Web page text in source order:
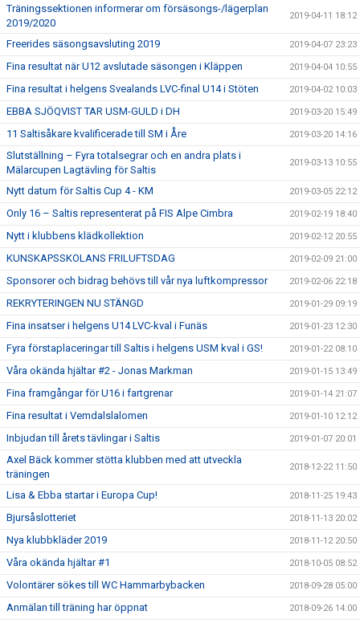
Träningssektionen informerar om försäsongs-/lägerplan
2019/2020
2019-04-11 18:12
Freerides säsongsavsluting 2019 2019-04-07 23:23
Fina resultat när U12 avslutade säsongen i Kläppen 2019-04-04 10:55
Fina resultat i helgens Svealands LVC-final U14 i Stöten 2019-04-02 10:03
EBBA SJÖQVIST TAR USM-GULD i DH 2019-03-20 15:49
11 Saltisåkare kvalificerade till SM i Åre 2019-03-20 14:16
Slutställning – Fyra totalsegrar och en andra plats i
Mälarcupen Lagtävling för Saltis
2019-03-13 10:55
Nytt datum för Saltis Cup 4 - KM 2019-03-05 22:12
Only 16 – Saltis representerat på FIS Alpe Cimbra 2019-02-19 18:40
Nytt i klubbens klädkollektion 2019-02-12 20:55
KUNSKAPSSKOLANS FRILUFTSDAG 2019-02-09 21:00
Sponsorer och bidrag behövs till vår nya luftkompressor 2019-02-06 22:18
REKRYTERINGEN NU STÄNGD 2019-01-29 09:19
Fina insatser i helgens U14 LVC-kval i Funäs 2019-01-23 12:30
Fyra förstaplaceringar till Saltis i helgens USM kval i GS! 2019-01-22 08:10
Våra okända hjältar #2 - Jonas Markman 2019-01-15 13:49
Fina framgångar för U16 i fartgrenar 2019-01-14 21:07
Fina resultat i Vemdalslalomen 2019-01-10 12:12
Inbjudan till årets tävlingar i Saltis 2019-01-07 20:01
Axel Bäck kommer stötta klubben med att utveckla
träningen
2018-12-22 11:50
Lisa & Ebba startar i Europa Cup! 2018-11-25 19:43
Bjursåslotteriet 2018-11-13 20:02
Nya klubbkläder 2019 2018-11-12 20:50
Våra okända hjältar #1 2018-10-05 08:52
Volontärer sökes till WC Hammarbybacken 2018-09-28 05:00
Anmälan till träning har öppnat 2018-09-26 14:00